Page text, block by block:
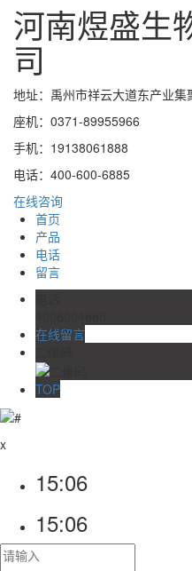
河南煜盛生
司
地址：禹州市祥云大道东产业集
座机：0371-89955966
手机：19138061888
电话：400-600-6885
在线咨询
首页
产品
电话
留言
在线留言
TOP
x
15:06
15:06